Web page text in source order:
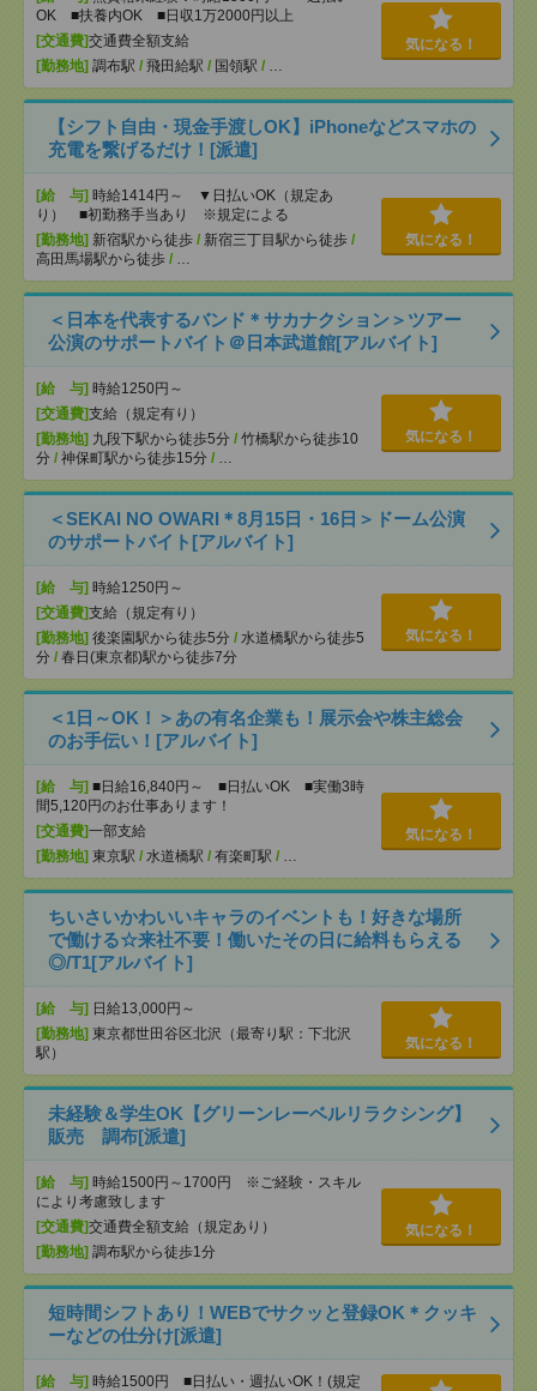
OK ■扶養内OK ■日収1万2000円以上
[交通費]交通費全額支給
[勤務地] 調布駅 / 飛田給駅 / 国領駅 / …
気になる！
【シフト自由・現金手渡しOK】iPhoneなどスマホの
充電を繋げるだけ！[派遣]
[給 与] 時給1414円～ ▼日払いOK（規定あ
り） ■初勤務手当あり ※規定による
[勤務地] 新宿駅から徒歩 / 新宿三丁目駅から徒歩 /
高田馬場駅から徒歩 / …
気になる！
＜日本を代表するバンド＊サカナクション＞ツアー
公演のサポートバイト＠日本武道館[アルバイト]
[給 与] 時給1250円～
[交通費]支給（規定有り）
[勤務地] 九段下駅から徒歩5分 / 竹橋駅から徒歩10
分 / 神保町駅から徒歩15分 / …
気になる！
＜SEKAI NO OWARI＊8月15日・16日＞ドーム公演
のサポートバイト[アルバイト]
[給 与] 時給1250円～
[交通費]支給（規定有り）
[勤務地] 後楽園駅から徒歩5分 / 水道橋駅から徒歩5
分 / 春日(東京都)駅から徒歩7分
気になる！
＜1日～OK！＞あの有名企業も！展示会や株主総会
のお手伝い！[アルバイト]
[給 与] ■日給16,840円～ ■日払いOK ■実働3時
間5,120円のお仕事あります！
[交通費]一部支給
[勤務地] 東京駅 / 水道橋駅 / 有楽町駅 / …
気になる！
ちいさいかわいいキャラのイベントも！好きな場所
で働ける☆来社不要！働いたその日に給料もらえる
◎/T1[アルバイト]
[給 与] 日給13,000円～
[勤務地] 東京都世田谷区北沢（最寄り駅：下北沢
駅）
気になる！
未経験＆学生OK【グリーンレーベルリラクシング】
販売 調布[派遣]
[給 与] 時給1500円～1700円 ※ご経験・スキル
により考慮致します
[交通費]交通費全額支給（規定あり）
[勤務地] 調布駅から徒歩1分
気になる！
短時間シフトあり！WEBでサクッと登録OK＊クッキ
ーなどの仕分け[派遣]
[給 与] 時給1500円 ■日払い・週払いOK！(規定